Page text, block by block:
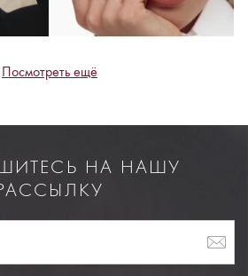
Посмотреть ещё
НА НАШУ